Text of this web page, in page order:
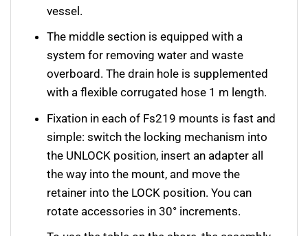
vessel.
The middle section is equipped with a
system for removing water and waste
overboard. The drain hole is supplemented
with a flexible corrugated hose 1 m length.
Fixation in each of Fs219 mounts is fast and
simple: switch the locking mechanism into
the UNLOCK position, insert an adapter all
the way into the mount, and move the
retainer into the LOCK position. You can
rotate accessories in 30° increments.